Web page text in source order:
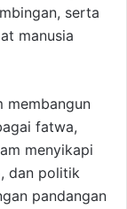
serta
manusia
membangun
fatwa,
menyikapi
dan politik
pandangan